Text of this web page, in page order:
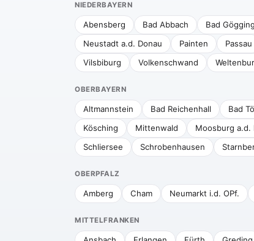
NIEDERBAYERN
Abensberg Bad Abbach Bad Gögging
Neustadt a.d. Donau
Painten Passau
Vilsbiburg
Volkenschwand
OBERBAYERN
Altmannstein Bad Reichenhall Bad
Kösching
Mittenwald Moosburg a.d.
Schliersee
Schrobenhausen
OBERPFALZ
Amberg Cham Neumarkt i.d. OPf.
MITTELFRANKEN